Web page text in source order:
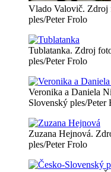
Vlado Valovič. Zdroj
ples/Peter Frolo
Tublatanka. Zdroj
ples/Peter Frolo
Veronika a Daniela
Slovenský ples/Peter
Zuzana Hejnová.
ples/Peter Frolo